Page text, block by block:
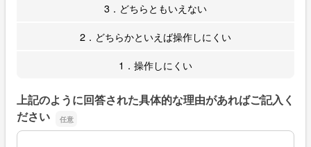
3．どちらともいえない
2．どちらかといえば操作しにくい
1．操作しにくい
上記のように回答された具体的な理由があればご記入く
ださい
上記のように回答された具体的な理由があればご記入くだ